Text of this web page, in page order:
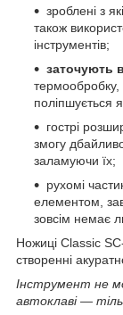
зроблені з
також
інструментів;
заточують
термообробку,
поліпшується
гострі
змогу
заламуючи їх;
рухомі
елементом,
зовсім немає
Ножиці Classic
створенні
Інструмент не
автоклаві —